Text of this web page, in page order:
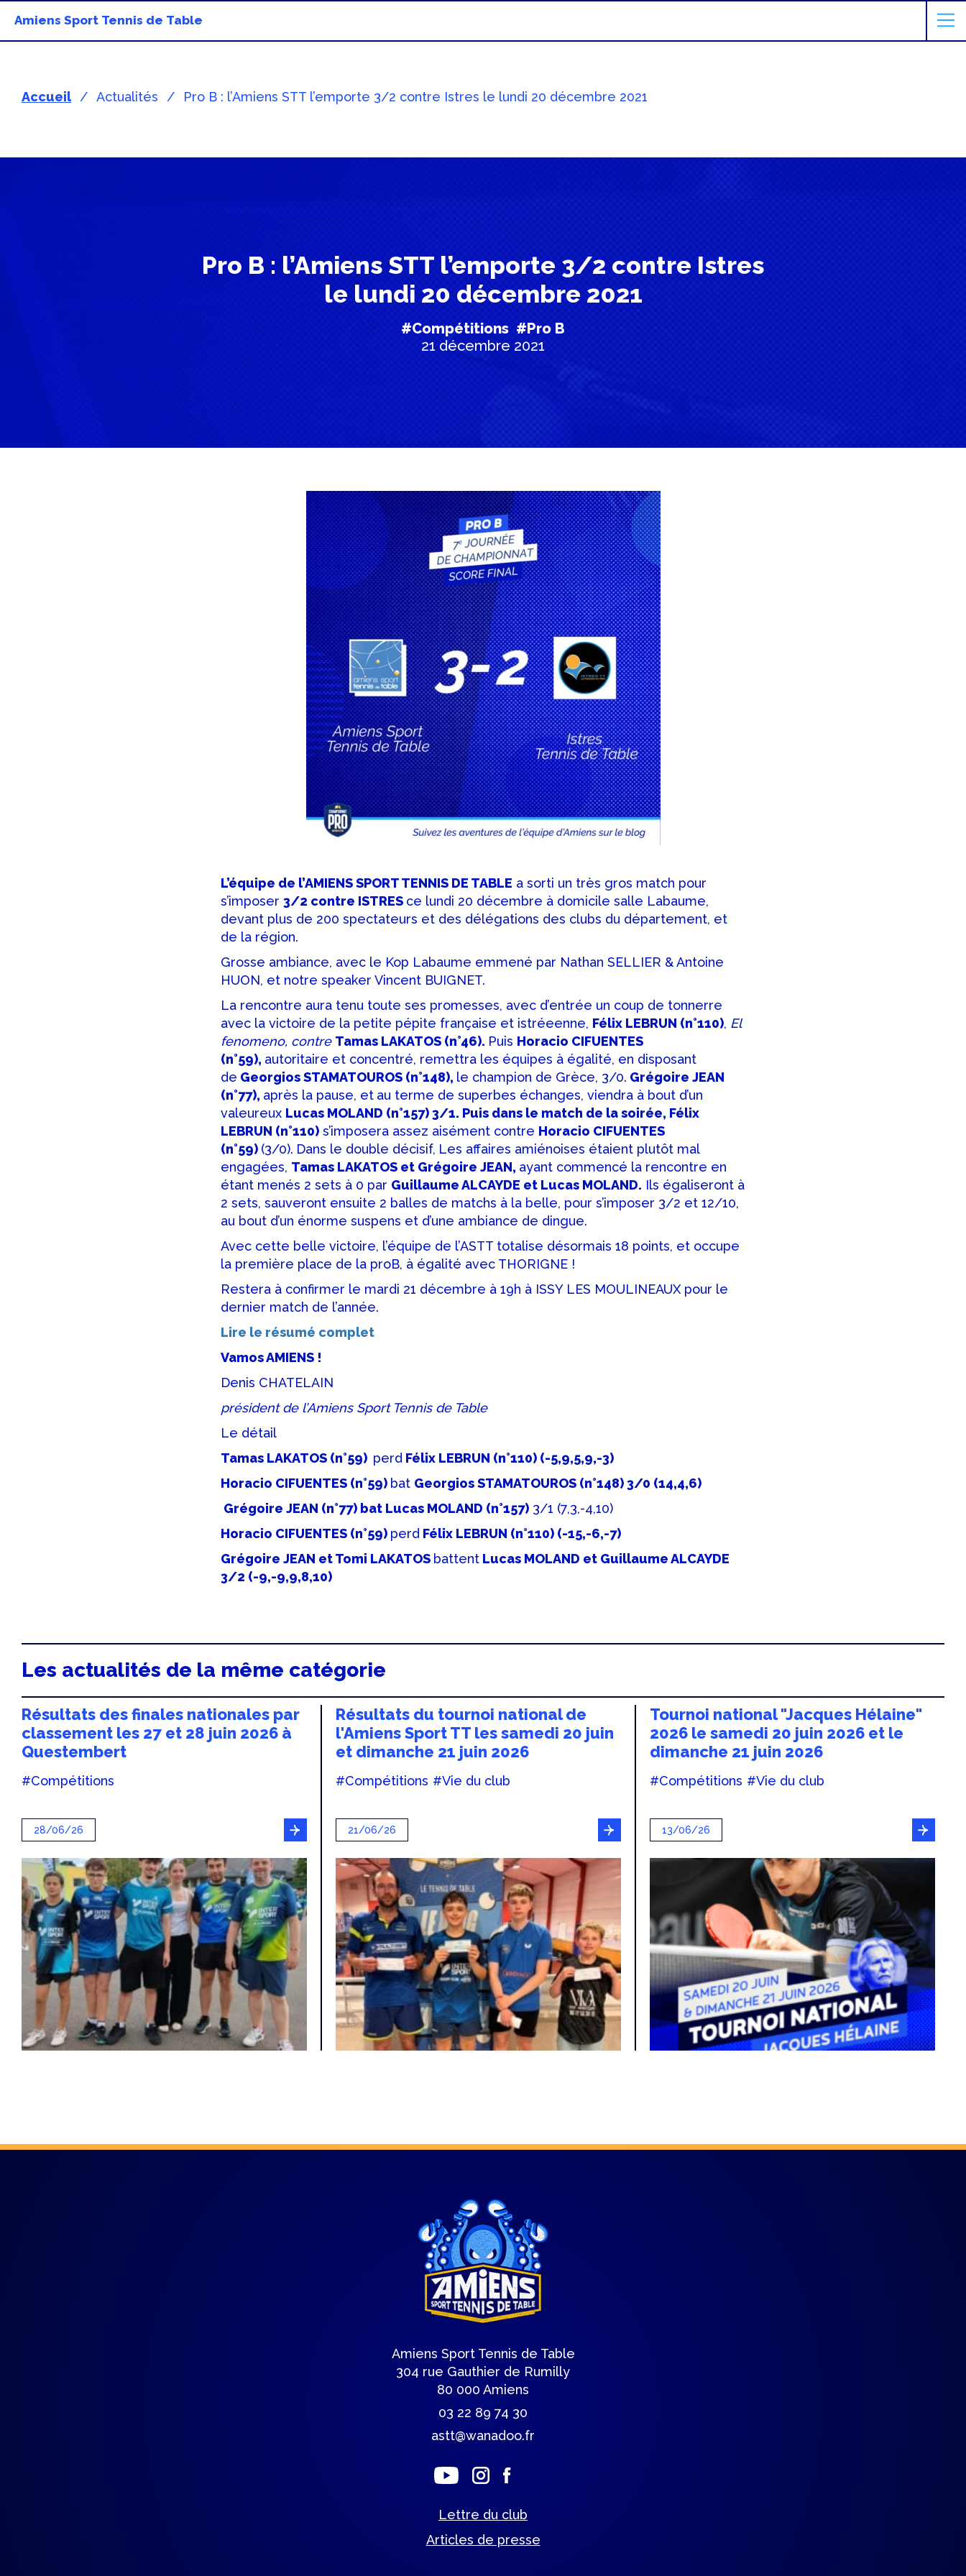
Amiens Sport Tennis de Table
Accueil Actualités Pro B : l’Amiens STT l’emporte 3/2 contre Istres le lundi 20 décembre 2021
Pro B : l’Amiens STT l’emporte 3/2 contre Istres
le lundi 20 décembre 2021
#Compétitions #Pro B
21 décembre 2021
L’équipe de l’AMIENS SPORT TENNIS DE TABLE a sorti un très gros match pour
s’imposer 3/2 contre ISTRES ce lundi 20 décembre à domicile salle Labaume,
devant plus de 200 spectateurs et des délégations des clubs du département, et
de la région.
Grosse ambiance, avec le Kop Labaume emmené par Nathan SELLIER & Antoine
HUON, et notre speaker Vincent BUIGNET.
La rencontre aura tenu toute ses promesses, avec d’entrée un coup de tonnerre
avec la victoire de la petite pépite française et istréeenne, Félix LEBRUN (n°110), El
fenomeno, contre Tamas LAKATOS (n°46). Puis Horacio CIFUENTES
(n°59), autoritaire et concentré, remettra les équipes à égalité, en disposant
de Georgios STAMATOUROS (n°148), le champion de Grèce, 3/0. Grégoire JEAN
(n°77), après la pause, et au terme de superbes échanges, viendra à bout d’un
valeureux Lucas MOLAND (n°157) 3/1. Puis dans le match de la soirée, Félix
LEBRUN (n°110) s’imposera assez aisément contre Horacio CIFUENTES
(n°59) (3/0). Dans le double décisif, Les affaires amiénoises étaient plutôt mal
engagées, Tamas LAKATOS et Grégoire JEAN, ayant commencé la rencontre en
étant menés 2 sets à 0 par Guillaume ALCAYDE et Lucas MOLAND. Ils égaliseront à
2 sets, sauveront ensuite 2 balles de matchs à la belle, pour s’imposer 3/2 et 12/10,
au bout d’un énorme suspens et d’une ambiance de dingue.
Avec cette belle victoire, l’équipe de l’ASTT totalise désormais 18 points, et occupe
la première place de la proB, à égalité avec THORIGNE !
Restera à confirmer le mardi 21 décembre à 19h à ISSY LES MOULINEAUX pour le
dernier match de l’année.
Lire le résumé complet
Vamos AMIENS !
Denis CHATELAIN
président de l’Amiens Sport Tennis de Table
Le détail
Tamas LAKATOS (n°59) perd Félix LEBRUN (n°110) (-5,9,5,9,-3)
Horacio CIFUENTES (n°59) bat Georgios STAMATOUROS (n°148) 3/0 (14,4,6)
Grégoire JEAN (n°77) bat Lucas MOLAND (n°157) 3/1 (7,3,-4,10)
Horacio CIFUENTES (n°59) perd Félix LEBRUN (n°110) (-15,-6,-7)
Grégoire JEAN et Tomi LAKATOS battent Lucas MOLAND et Guillaume ALCAYDE
3/2 (-9,-9,9,8,10)
Les actualités de la même catégorie
Résultats des finales nationales par
classement les 27 et 28 juin 2026 à
Questembert
#Compétitions
28/06/26
Résultats du tournoi national de
l'Amiens Sport TT les samedi 20 juin
et dimanche 21 juin 2026
#Compétitions #Vie du club
21/06/26
Tournoi national "Jacques Hélaine"
2026 le samedi 20 juin 2026 et le
dimanche 21 juin 2026
#Compétitions #Vie du club
13/06/26
Amiens Sport Tennis de Table
304 rue Gauthier de Rumilly
80 000 Amiens
03 22 89 74 30
astt@wanadoo.fr
Lettre du club
Articles de presse